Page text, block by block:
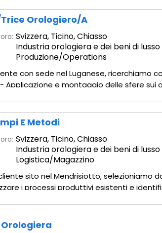
Orologiero/a
Svizzera, Ticino,Chiasso
Industria orologiera e dei beni di lusso
Produzione/Operations
con sede nel Luganese,
- Applicazione e montaggio delle sfere
gestione di componenti, utensili e
E Metodi
Svizzera, Ticino,Chiasso
Industria orologiera e dei beni di lusso
Logistica/Magazzino
sito nel Mendrisiotto,
i processi produttivi esistenti e
Identificare e documentare le